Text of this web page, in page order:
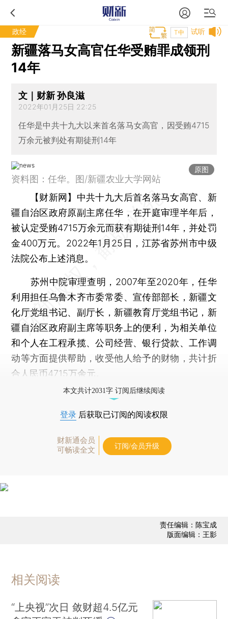
政经 试听
T中
新疆落马女高官任华受贿罪成领刑
14年
文｜财新 孙良滋
2022年01月25日 22:25
任华是中共十九大以来首名落马女高官，因受贿4715
万余元被判处有期徒刑14年
原图
资料图：任华。图/新疆农业大学网站
【财新网】 中共十九大后首名落马女高官、新
疆自治区政府原副主席任华，在开庭审理半年后，
被认定受贿4715万余元而获有期徒刑14年，并处罚
金400万元。2022年1月25日，江苏省苏州市中级
法院公布上述消息。
苏州中院审理查明，2007年至2020年，任华
利用担任乌鲁木齐市委常委、宣传部部长，新疆文
化厅党组书记、副厅长，新疆教育厅党组书记，新
疆自治区政府副主席等职务上的便利，为相关单位
和个人在工程承揽、公司经营、银行贷款、工作调
动等方面提供帮助，收受他人给予的财物，共计折
合人民币4715万余元。
本文共计2031字 订阅后继续阅读
登录 后获取已订阅的阅读权限
财新通会员
可畅读全文
订阅/会员升级
责任编辑：陈宝成
版面编辑：王影
相关阅读
“上央视”次日 敛财超4.5亿元